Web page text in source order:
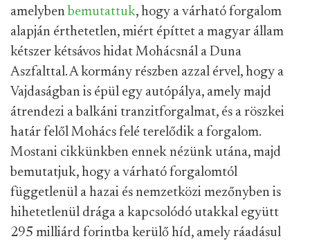
amelyben bemutattuk, hogy a várható forgalom
alapján érthetetlen, miért építtet a magyar állam
kétszer kétsávos hidat Mohácsnál a Duna
Aszfalttal. A kormány részben azzal érvel, hogy a
Vajdaságban is épül egy autópálya, amely majd
átrendezi a balkáni tranzitforgalmat, és a röszkei
határ felől Mohács felé terelődik a forgalom.
Mostani cikkünkben ennek nézünk utána, majd
bemutatjuk, hogy a várható forgalomtól
függetlenül a hazai és nemzetközi mezőnyben is
hihetetlenül drága a kapcsolódó utakkal együtt
295 milliárd forintba kerülő híd, amely ráadásul